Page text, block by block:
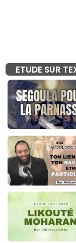
ETUDE SUR